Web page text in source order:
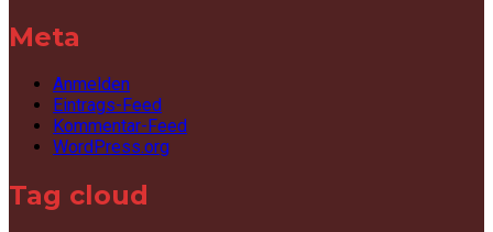
Meta
Anmelden
Eintrags-Feed
Kommentar-Feed
WordPress.org
Tag cloud